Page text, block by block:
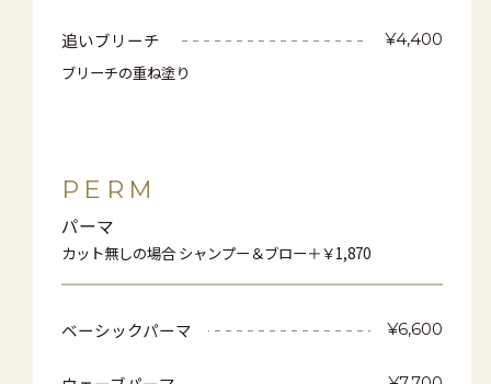
追いブリーチ ¥4,400
ブリーチの重ね塗り
PERM
パーマ
カット無しの場合 シャンプー＆ブロー＋￥1,870
ベーシックパーマ ¥6,600